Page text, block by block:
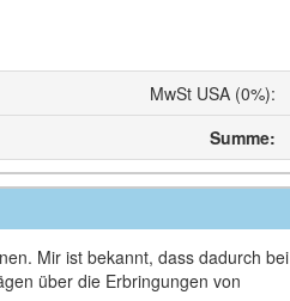
MwSt USA (0%):
Summe:
Mir ist bekannt, dass dadurch bei
über die Erbringungen von